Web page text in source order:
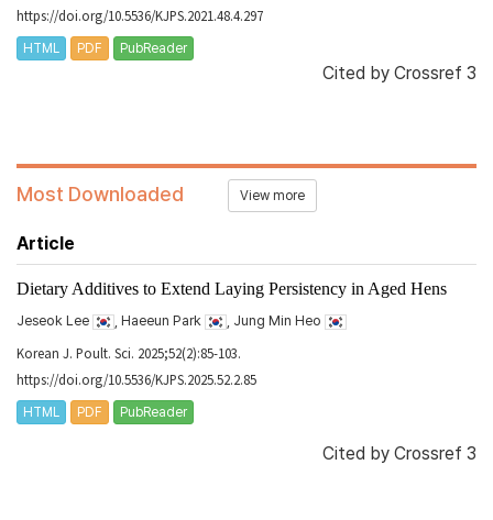
https://doi.org/10.5536/KJPS.2021.48.4.297
HTML PDF PubReader
Cited by Crossref 3
Most Downloaded View more
Article
Dietary Additives to Extend Laying Persistency in Aged Hens
Jeseok Lee , Haeeun Park , Jung Min Heo
Korean J. Poult. Sci. 2025;52(2):85-103.
https://doi.org/10.5536/KJPS.2025.52.2.85
HTML PDF PubReader
Cited by Crossref 3